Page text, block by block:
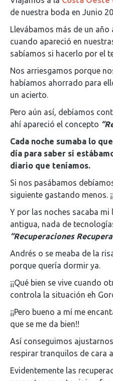
de nuestra boda en Junio
Llevábamos más de un
cuando apareció en
sabíamos si hacerlo por el
Nos arriesgamos porque
habíamos ahorrado para
un acierto.
Pero aún así, debíamos
ahí apareció el concepto
Cada noche sumaba lo
día para saber si
diario que teníamos.
Si nos pasábamos
siguiente gastando menos.
Y por las noches sacaba
antigua, nada de
“Recuperaciones
Andrés o se meaba de la
porque quería dormir ya.
¡¡Qué bien se vive cuando
controla la situación eh
¡¡Pero bueno a mí me
que se me da bien!!
Así conseguimos
respirar tranquilos de cara
Evidentemente las